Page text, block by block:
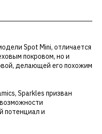
Spot Mini, отличается
покровом, но и
делающей его похожим
Sparkles призван
потенциал и